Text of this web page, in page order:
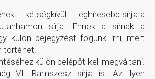
– kétségkívül – leghíresebb sírja a
sírja. Ennek a sírnak a
külön bejegyzést fogunk írni, mert
történet.
külön belépőt kell megváltani.
VI. Ramszesz sírja is. Az ilyen